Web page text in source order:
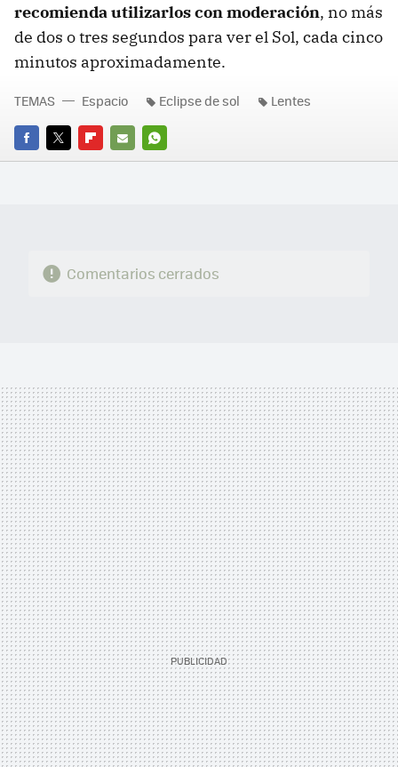
recomienda utilizarlos con moderación, no más
de dos o tres segundos para ver el Sol, cada cinco
minutos aproximadamente.
FACEBOOK
TWITTERFLIPBOARD
E-
WHATSAPP
TEMAS Espacio Eclipse de sol Lentes
Comentarios cerrados